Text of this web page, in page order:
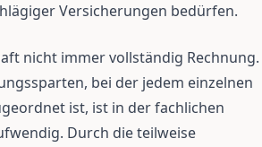
Versicherungen bedürfen.
nicht immer vollständig Rechnung.
bei der jedem einzelnen
ist, ist in der fachlichen
Durch die teilweise